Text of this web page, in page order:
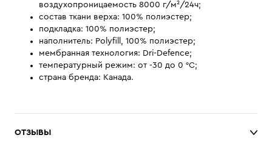
воздухопроницаемость 8000 г/м²/24ч;
состав ткани верха: 100% полиэстер;
подкладка: 100% полиэстер;
наполнитель: Polyfill, 100% полиэстер;
мембранная технология: Dri-Defence;
температурный режим: от -30 до 0 °C;
страна бренда: Канада.
ОТЗЫВЫ